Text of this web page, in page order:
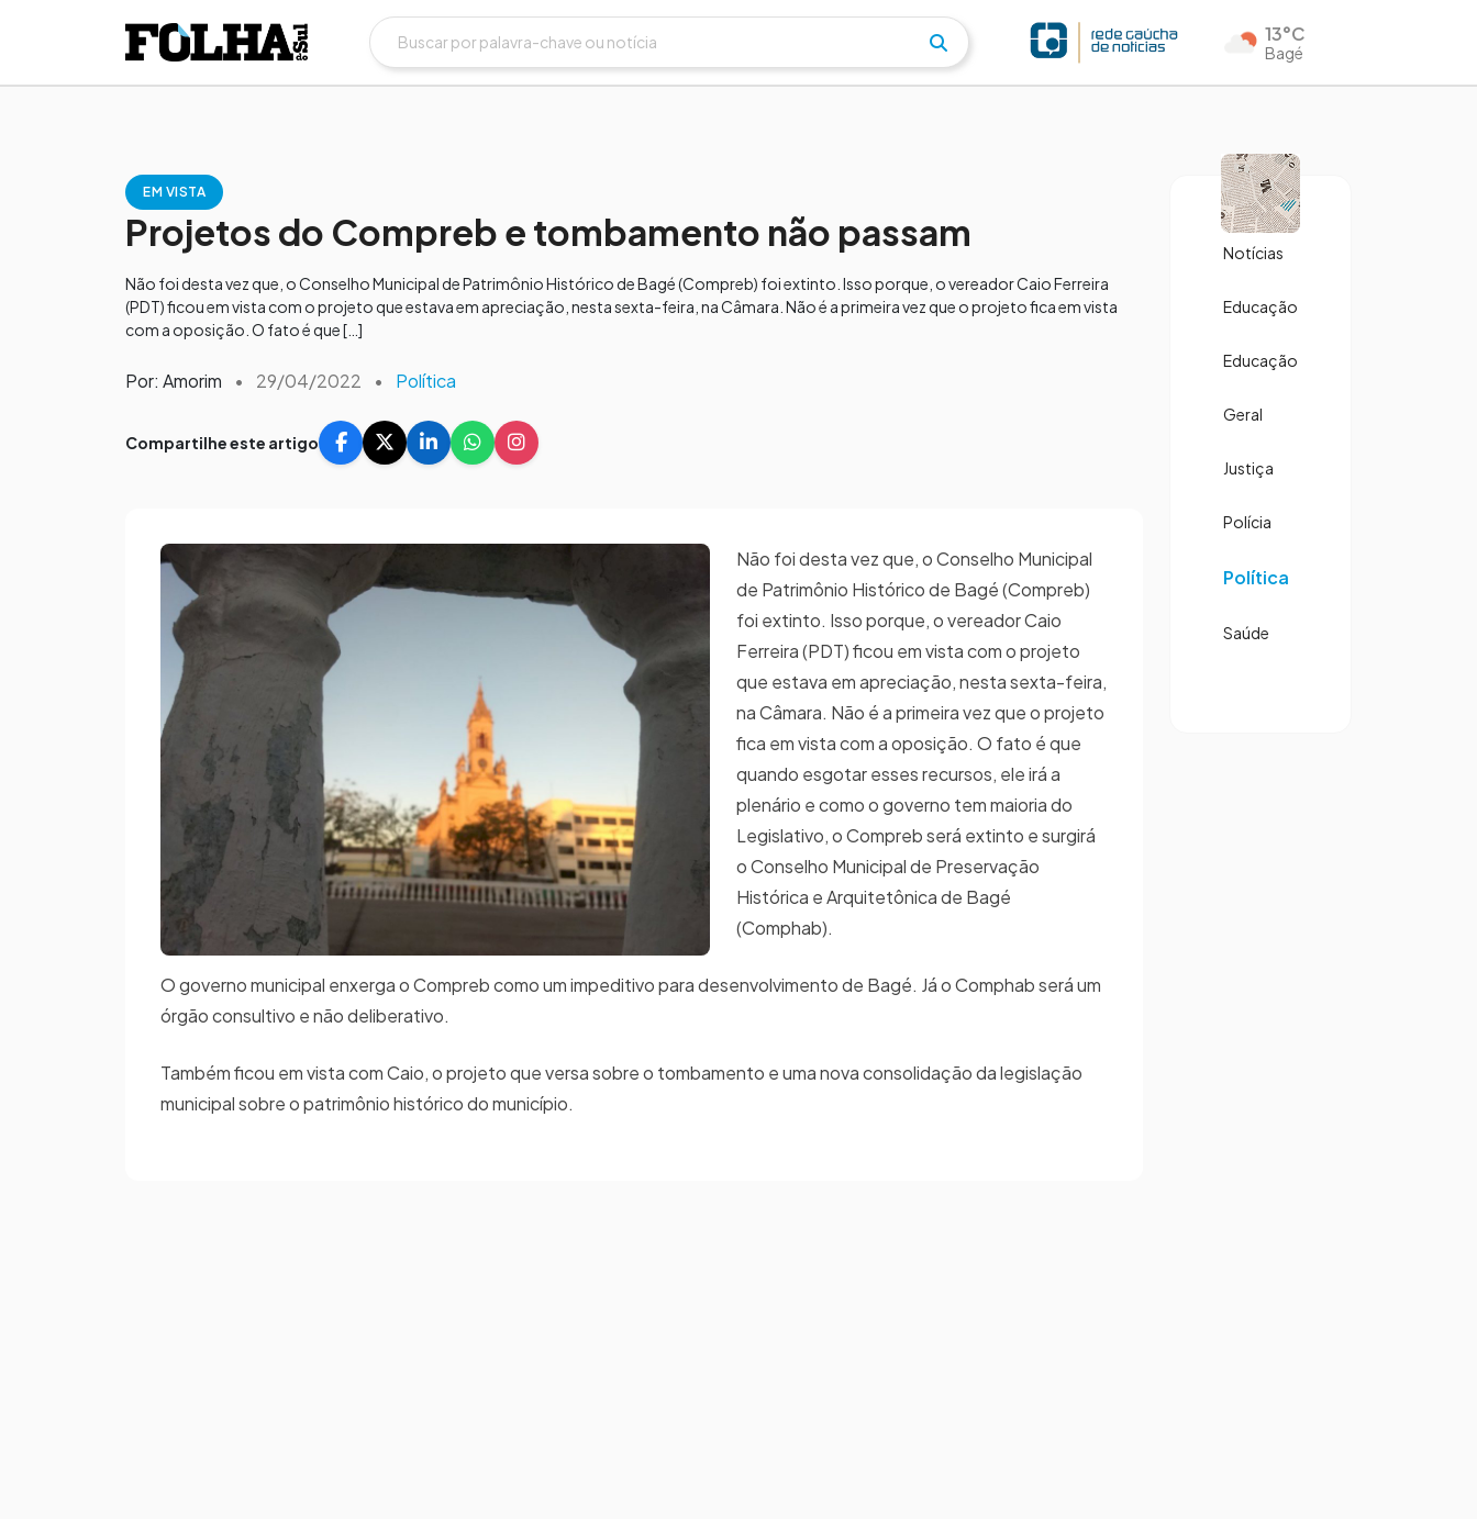
13°C
Bagé
EM VISTA
Projetos do Compreb e tombamento não passam
Não foi desta vez que, o Conselho Municipal de Patrimônio Histórico de Bagé (Compreb) foi extinto. Isso porque, o vereador Caio Ferreira
(PDT) ficou em vista com o projeto que estava em apreciação, nesta sexta-feira, na Câmara. Não é a primeira vez que o projeto fica em vista
com a oposição. O fato é que […]
Por: Amorim • 29/04/2022 • Política
Compartilhe este artigo
Não foi desta vez que, o Conselho Municipal
de Patrimônio Histórico de Bagé (Compreb)
foi extinto. Isso porque, o vereador Caio
Ferreira (PDT) ficou em vista com o projeto
que estava em apreciação, nesta sexta-feira,
na Câmara. Não é a primeira vez que o projeto
fica em vista com a oposição. O fato é que
quando esgotar esses recursos, ele irá a
plenário e como o governo tem maioria do
Legislativo, o Compreb será extinto e surgirá
o Conselho Municipal de Preservação
Histórica e Arquitetônica de Bagé
(Comphab).
O governo municipal enxerga o Compreb como um impeditivo para desenvolvimento de Bagé. Já o Comphab será um
órgão consultivo e não deliberativo.
Também ficou em vista com Caio, o projeto que versa sobre o tombamento e uma nova consolidação da legislação
municipal sobre o patrimônio histórico do município.
Notícias
Educação
Educação
Geral
Justiça
Polícia
Política
Saúde